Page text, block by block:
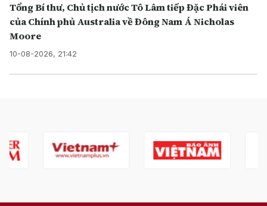
Tổng Bí thư, Chủ tịch nước Tô Lâm tiếp Đặc Phái viên
của Chính phủ Australia về Đông Nam Á Nicholas
Moore
10-08-2026, 21:42